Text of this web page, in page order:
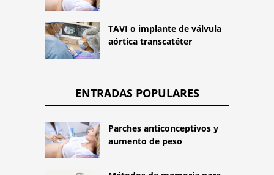
TAVI o implante de válvula
aórtica transcatéter
ENTRADAS POPULARES
Parches anticonceptivos y
aumento de peso